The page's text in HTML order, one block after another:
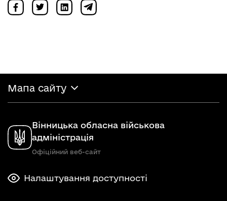
Мапа сайту
Вінницька обласна військова
адміністрація
Офіційний веб-сайт
Налаштування доступності